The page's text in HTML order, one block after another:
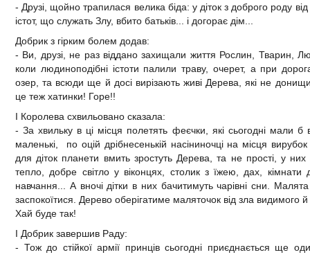
- Друзі, щойно трапилася велика біда: у діток з доброго роду від
істот, що служать Злу, вбито батьків... і догорає дім...
Добрик з гірким болем додав:
- Ви, друзі, не раз віддано захищали життя Рослин, Тварин,
коли людиноподібні істоти палили траву, очерет, а при
озер, та всюди ще й досі вирізають живі Дерева, які не
це теж хатинки! Горе!!
І Королева схвильовано сказала:
- За хвильку в ці місця полетять феєчки, які сьогодні мали б
маленькі, по оцій дрібнесенькій насіниночці на місця
для діток планети вмить зростуть Дерева, та не прості, у
тепло, добре світло у віконцях, столик з їжею, дах, кімнати
навчання... А вночі дітки в них бачитимуть чарівні сни. Малята
заспокоїтися. Дерево оберігатиме маляточок від зла видимого
Хай буде так!
І Добрик завершив Раду:
- Тож до стійкої армії принців сьогодні приєднається ще